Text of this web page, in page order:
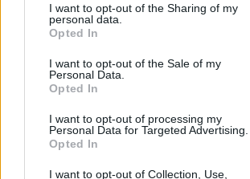
not limited to your visit or usage behaviour.
grant or deny consent to Google and its
use your data for below specified purposes
consent section.
I want to opt-out of the Sharing of my
personal data.
Opted In
I want to opt-out of the Sale of my
Personal Data.
Opted In
I want to opt-out of processing my
Personal Data for Targeted Advertising.
Opted In
I want to opt-out of Collection, Use,
απόφαση αυτή.
Εν συνεχεία το 2020, με
Διοικητικού Πρωτοδικείου
έγινε παραπομπή σε
Υγειονομική Επιτροπή (Β΄ΥΕ).
Η Δευτεροβάθμια
(Β΄ΥΕ) με απόφαση που